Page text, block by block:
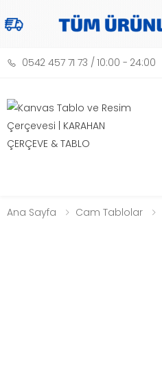
0542 457 71 73 / 10:00 - 24:00
Ana Sayfa Cam Tablolar